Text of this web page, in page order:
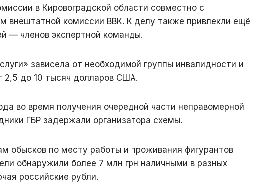
в Кировоградской области совместно с
внештатной комиссии ВВК. К делу также привлекли ещё
— членов экспертной команды.
зависела от необходимой группы инвалидности и
2,5 до 10 тысяч долларов США.
во время получения очередной части неправомерной
ГБР задержали организатора схемы.
обысков по месту работы и проживания фигурантов
обнаружили более 7 млн грн наличными в разных
российские рубли.